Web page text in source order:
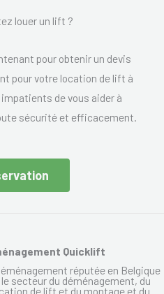
louer un lift ?
pour obtenir un devis
pour votre location de lift à
de vous aider à
sécurité et efficacement.
Quicklift
réputée en Belgique
le secteur du déménagement, du
de lift et du montage et du